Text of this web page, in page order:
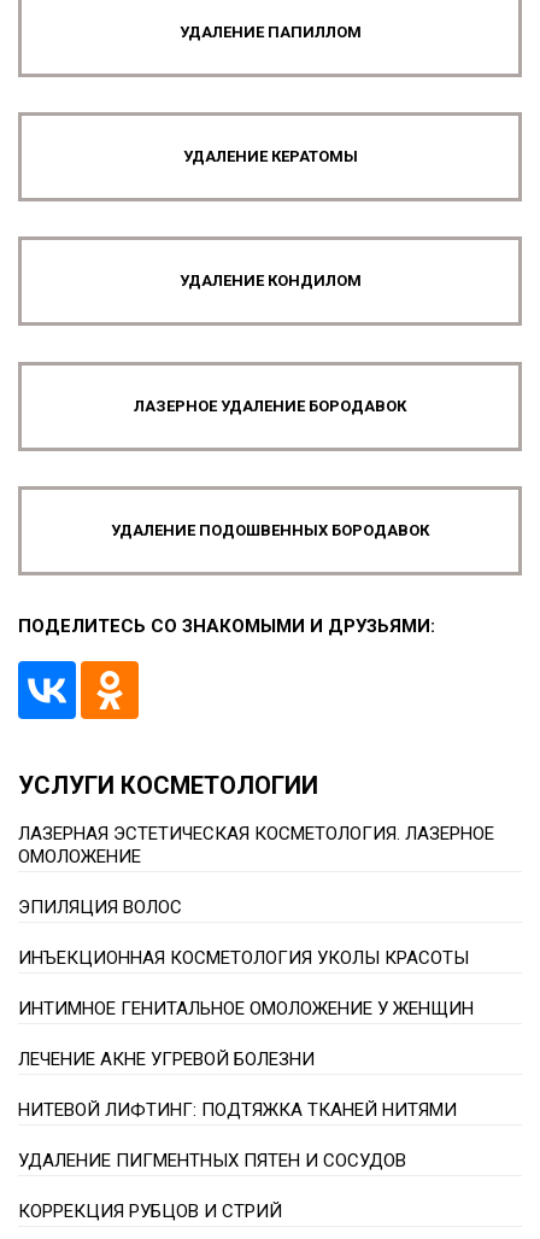
УДАЛЕНИЕ ПАПИЛЛОМ
УДАЛЕНИЕ КЕРАТОМЫ
УДАЛЕНИЕ КОНДИЛОМ
ЛАЗЕРНОЕ УДАЛЕНИЕ БОРОДАВОК
УДАЛЕНИЕ ПОДОШВЕННЫХ БОРОДАВОК
ПОДЕЛИТЕСЬ СО ЗНАКОМЫМИ И ДРУЗЬЯМИ:
УСЛУГИ КОСМЕТОЛОГИИ
ЛАЗЕРНАЯ ЭСТЕТИЧЕСКАЯ КОСМЕТОЛОГИЯ. ЛАЗЕРНОЕ
ОМОЛОЖЕНИЕ
ЭПИЛЯЦИЯ ВОЛОС
ИНЪЕКЦИОННАЯ КОСМЕТОЛОГИЯ УКОЛЫ КРАСОТЫ
ИНТИМНОЕ ГЕНИТАЛЬНОЕ ОМОЛОЖЕНИЕ У ЖЕНЩИН
ЛЕЧЕНИЕ АКНЕ УГРЕВОЙ БОЛЕЗНИ
НИТЕВОЙ ЛИФТИНГ: ПОДТЯЖКА ТКАНЕЙ НИТЯМИ
УДАЛЕНИЕ ПИГМЕНТНЫХ ПЯТЕН И СОСУДОВ
КОРРЕКЦИЯ РУБЦОВ И СТРИЙ